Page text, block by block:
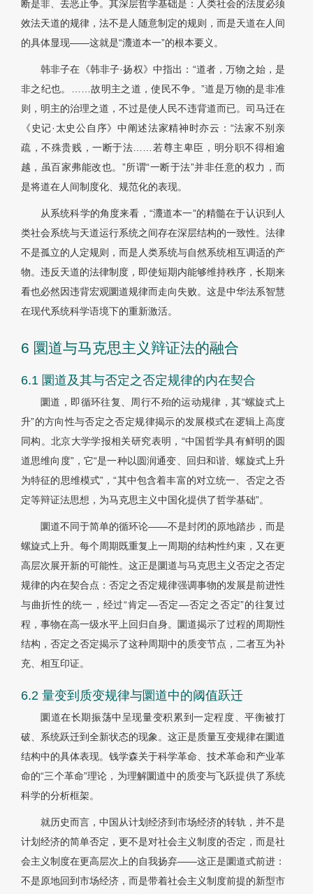
断是非、去恶止争。其深层哲学基础是：人类社会的法度必须
效法天道的规律，法不是人随意制定的规则，而是天道在人间
的具体显现——这就是“灋道本一”的根本要义。
韩非子在《韩非子·扬权》中指出：“道者，万物之始，是
非之纪也。……故明主之道，使民不争。”道是万物的是非准
则，明主的治理之道，不过是使人民不违背道而已。司马迁在
《史记·太史公自序》中阐述法家精神时亦云：“法家不别亲
疏，不殊贵贱，一断于法……若尊主卑臣，明分职不得相逾
越，虽百家弗能改也。”所谓“一断于法”并非任意的权力，而
是将道在人间制度化、规范化的表现。
从系统科学的角度来看，“灋道本一”的精髓在于认识到人
类社会系统与天道运行系统之间存在深层结构的一致性。法律
不是孤立的人定规则，而是人类系统与自然系统相互调适的产
物。违反天道的法律制度，即使短期内能够维持秩序，长期来
看也必然因违背宏观圜道规律而走向失败。这是中华法系智慧
在现代系统科学语境下的重新激活。
6 圜道与马克思主义辩证法的融合
6.1 圜道及其与否定之否定规律的内在契合
圜道，即循环往复、周行不殆的运动规律，其“螺旋式上
升”的方向性与否定之否定规律揭示的发展模式在逻辑上高度
同构。北京大学学报相关研究表明，“中国哲学具有鲜明的圆
道思维向度”，它“是一种以圆润通变、回归和谐、螺旋式上升
为特征的思维模式”，“其中包含着丰富的对立统一、否定之否
定等辩证法思想，为马克思主义中国化提供了哲学基础”。
圜道不同于简单的循环论——不是封闭的原地踏步，而是
螺旋式上升。每个周期既重复上一周期的结构性约束，又在更
高层次展开新的可能性。这正是圜道与马克思主义否定之否定
规律的内在契合点：否定之否定规律强调事物的发展是前进性
与曲折性的统一，经过“肯定—否定—否定之否定”的往复过
程，事物在高一级水平上回归自身。圜道揭示了过程的周期性
结构，否定之否定揭示了这种周期中的质变节点，二者互为补
充、相互印证。
6.2 量变到质变规律与圜道中的阈值跃迁
圜道在长期振荡中呈现量变积累到一定程度、平衡被打
破、系统跃迁到全新状态的现象。这正是质量互变规律在圜道
结构中的具体表现。钱学森关于科学革命、技术革命和产业革
命的“三个革命”理论，为理解圜道中的质变与飞跃提供了系统
科学的分析框架。
就历史而言，中国从计划经济到市场经济的转轨，并不是
计划经济的简单否定，更不是对社会主义制度的否定，而是社
会主义制度在更高层次上的自我扬弃——这正是圜道式前进：
不是原地回到市场经济，而是带着社会主义制度前提的新型市